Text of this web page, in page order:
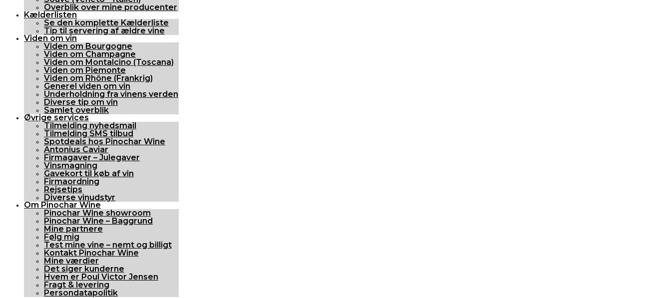
Overblik over mine producenter
Kælderlisten
Se den komplette Kælderliste
Tip til servering af ældre vine
Viden om vin
Viden om Bourgogne
Viden om Champagne
Viden om Montalcino (Toscana)
Viden om Piemonte
Viden om Rhône (Frankrig)
Generel viden om vin
Underholdning fra vinens verden
Diverse tip om vin
Samlet overblik
Øvrige services
Tilmelding nyhedsmail
Tilmelding SMS tilbud
Spotdeals hos Pinochar Wine
Antonius Caviar
Firmagaver – Julegaver
Vinsmagning
Gavekort til køb af vin
Firmaordning
Rejsetips
Diverse vinudstyr
Om Pinochar Wine
Pinochar Wine showroom
Pinochar Wine – Baggrund
Mine partnere
Følg mig
Test mine vine – nemt og billigt
Kontakt Pinochar Wine
Mine værdier
Det siger kunderne
Hvem er Poul Victor Jensen
Fragt & levering
Persondatapolitik